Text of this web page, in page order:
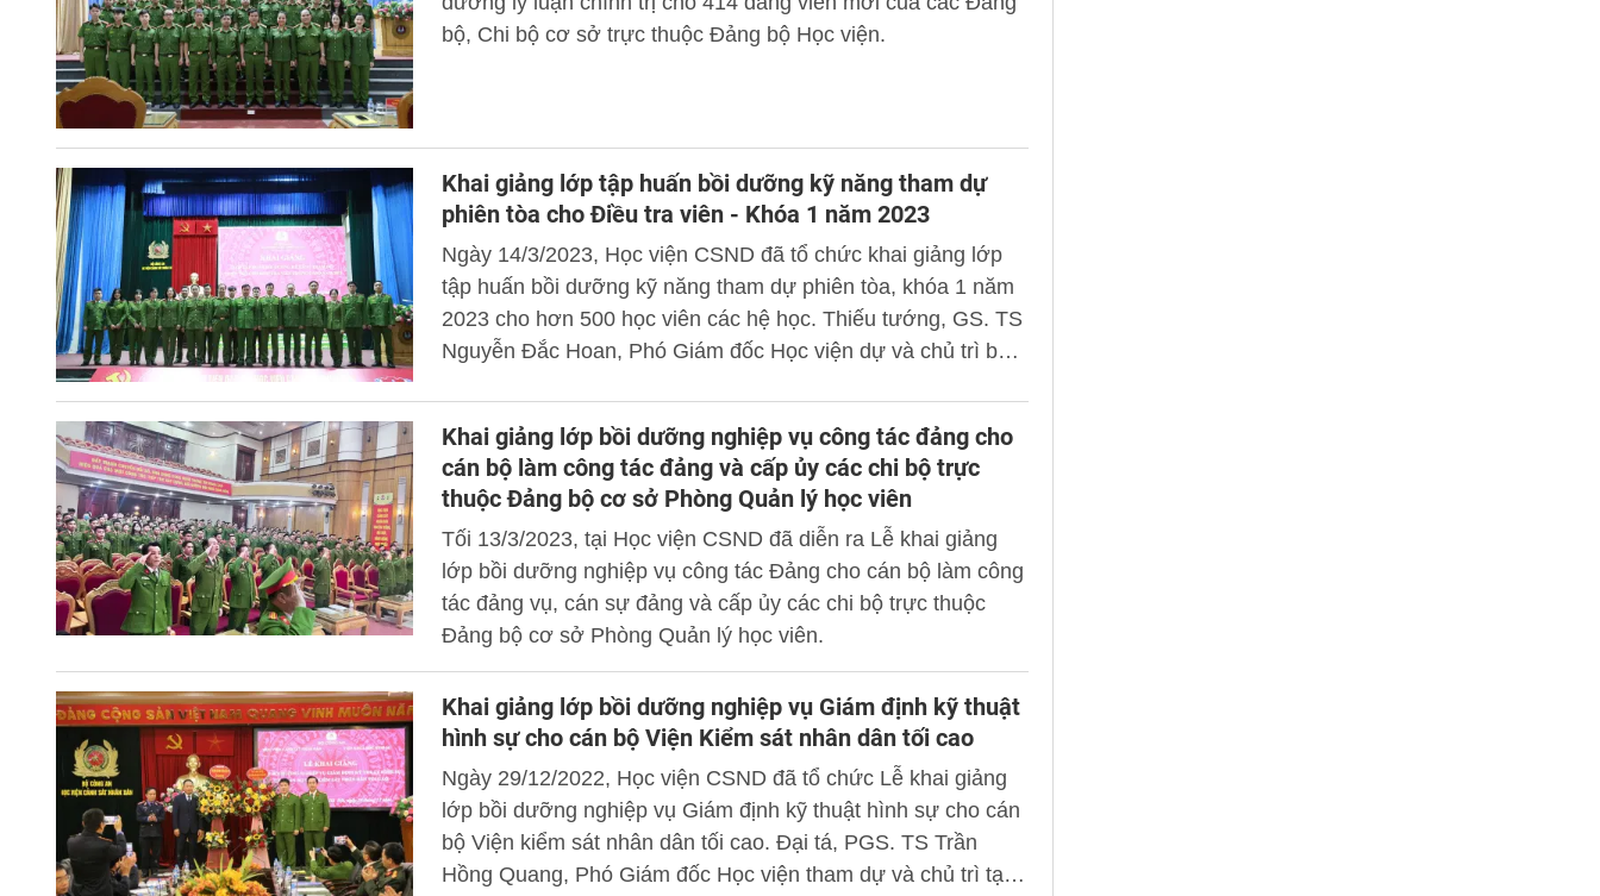
bộ, Chi bộ cơ sở trực thuộc Đảng bộ Học viện.
Khai giảng lớp tập huấn bồi dưỡng kỹ năng tham dự
phiên tòa cho Điều tra viên - Khóa 1 năm 2023
Ngày 14/3/2023, Học viện CSND đã tổ chức khai giảng lớp
tập huấn bồi dưỡng kỹ năng tham dự phiên tòa, khóa 1 năm
2023 cho hơn 500 học viên các hệ học. Thiếu tướng, GS. TS
Nguyễn Đắc Hoan, Phó Giám đốc Học viện dự và chủ trì buổi
Khai giảng lớp bồi dưỡng nghiệp vụ công tác đảng cho
cán bộ làm công tác đảng và cấp ủy các chi bộ trực
thuộc Đảng bộ cơ sở Phòng Quản lý học viên
Tối 13/3/2023, tại Học viện CSND đã diễn ra Lễ khai giảng
lớp bồi dưỡng nghiệp vụ công tác Đảng cho cán bộ làm công
tác đảng vụ, cán sự đảng và cấp ủy các chi bộ trực thuộc
Đảng bộ cơ sở Phòng Quản lý học viên.
Khai giảng lớp bồi dưỡng nghiệp vụ Giám định kỹ thuật
hình sự cho cán bộ Viện Kiểm sát nhân dân tối cao
Ngày 29/12/2022, Học viện CSND đã tổ chức Lễ khai giảng
lớp bồi dưỡng nghiệp vụ Giám định kỹ thuật hình sự cho cán
bộ Viện kiểm sát nhân dân tối cao. Đại tá, PGS. TS Trần
Hồng Quang, Phó Giám đốc Học viện tham dự và chủ trì tại